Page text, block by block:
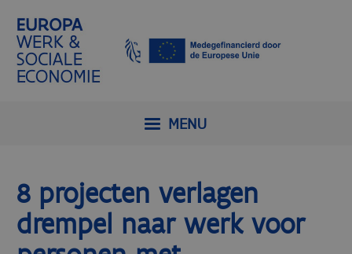
MENU
8 projecten verlagen
drempel naar werk voor